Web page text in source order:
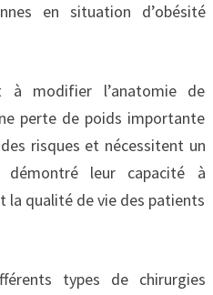
en situation d’obésité
à modifier l’anatomie de
perte de poids importante
risques et nécessitent un
leur capacité à
qualité de vie des patients
types de chirurgies